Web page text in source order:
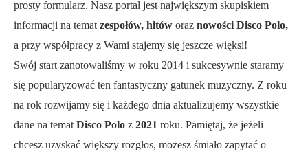
prosty formularz. Nasz portal jest największym skupiskiem
informacji na tematzespołów, hitów oraz nowości Disco Polo,
a przy współpracy z Wami stajemy się jeszcze więksi!
Swój start zanotowaliśmy w roku 2014 i sukcesywnie staramy
się popularyzować ten fantastyczny gatunek muzyczny. Z roku
na rok rozwijamy się i każdego dnia aktualizujemy wszystkie
dane na tematDisco Polo z 2021 roku. Pamiętaj, że jeżeli
chcesz uzyskać większy rozgłos, możesz śmiało zapytać o